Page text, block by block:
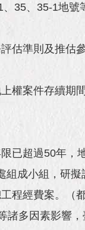
35、35-1地
估準則及推
權案件存續期
已超過50年
成小組，研擬
程經費案。（都
多因素影響